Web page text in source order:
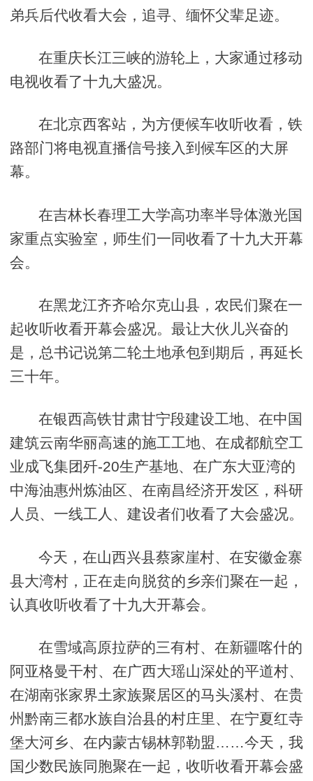
弟兵后代收看大会，追寻、缅怀父辈足迹。
在重庆长江三峡的游轮上，大家通过移动
电视收看了十九大盛况。
在北京西客站，为方便候车收听收看，铁
路部门将电视直播信号接入到候车区的大屏
幕。
在吉林长春理工大学高功率半导体激光国
家重点实验室，师生们一同收看了十九大开幕
会。
在黑龙江齐齐哈尔克山县，农民们聚在一
起收听收看开幕会盛况。最让大伙儿兴奋的
是，总书记说第二轮土地承包到期后，再延长
三十年。
在银西高铁甘肃甘宁段建设工地、在中国
建筑云南华丽高速的施工工地、在成都航空工
业成飞集团歼-20生产基地、在广东大亚湾的
中海油惠州炼油区、在南昌经济开发区，科研
人员、一线工人、建设者们收看了大会盛况。
今天，在山西兴县蔡家崖村、在安徽金寨
县大湾村，正在走向脱贫的乡亲们聚在一起，
认真收听收看了十九大开幕会。
在雪域高原拉萨的三有村、在新疆喀什的
阿亚格曼干村、在广西大瑶山深处的平道村、
在湖南张家界土家族聚居区的马头溪村、在贵
州黔南三都水族自治县的村庄里、在宁夏红寺
堡大河乡、在内蒙古锡林郭勒盟……今天，我
国少数民族同胞聚在一起，收听收看开幕会盛